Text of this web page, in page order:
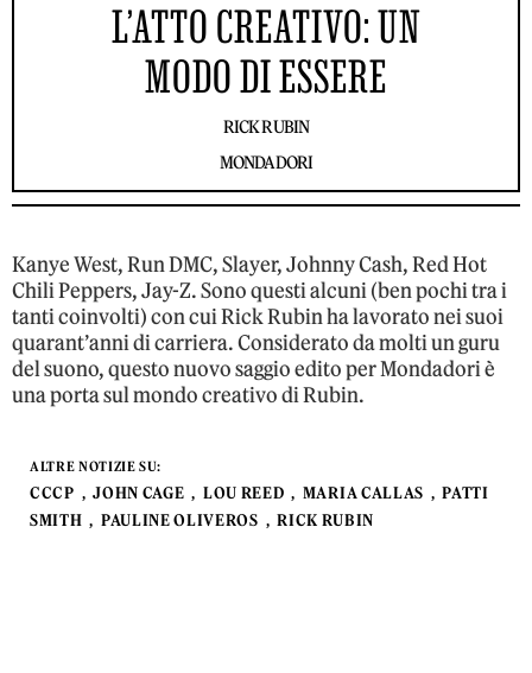
L’ATTO CREATIVO: UN
MODO DI ESSERE
RICK RUBIN
MONDADORI
Kanye West, Run DMC, Slayer, Johnny Cash, Red Hot
Chili Peppers, Jay-Z. Sono questi alcuni (ben pochi tra i
tanti coinvolti) con cui Rick Rubin ha lavorato nei suoi
quarant’anni di carriera. Considerato da molti un guru
del suono, questo nuovo saggio edito per Mondadori è
una porta sul mondo creativo di Rubin.
ALTRE NOTIZIE SU:
CCCP JOHN CAGE LOU REED MARIA CALLAS
PATTI
SMITH
PAULINE OLIVEROS RICK RUBIN